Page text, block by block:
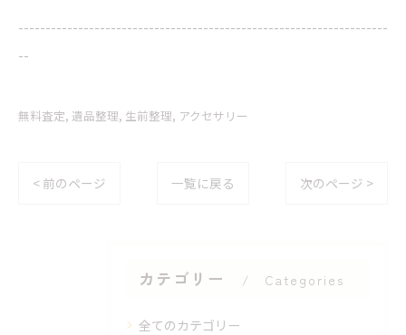
--------------------------------------------------------------------
--
無料査定 遺品整理 生前整理 アクセサリー
< 前のページ 一覧に戻る 次のページ >
カテゴリー Categories
全てのカテゴリー